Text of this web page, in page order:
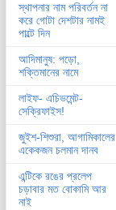
স্থাপনার নাম পরিবর্তন না
করে গোটা দেশটার নামই
পাল্টে দিন
আদিমানুষ: পড়ো,
শক্তিমানের নামে
লাইফ- এচিভমেন্ট-
সেক্রিফাইস!
জুইশ-শিশুরা, আগামিকালের
একেকজন চলমান দানব
এন্টিকে রঙের প্রলেপ
চড়াবার মত বোকামি আর
নাই